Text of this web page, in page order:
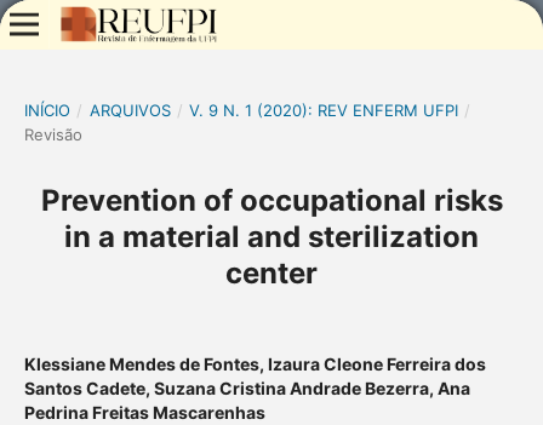
INÍCIO / ARQUIVOS / V. 9 N. 1 (2020): REV ENFERM UFPI /
Revisão
Prevention of occupational risks
in a material and sterilization
center
Klessiane Mendes de Fontes, Izaura Cleone Ferreira dos
Santos Cadete, Suzana Cristina Andrade Bezerra, Ana
Pedrina Freitas Mascarenhas